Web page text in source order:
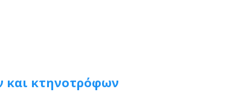
και κτηνοτρόφων